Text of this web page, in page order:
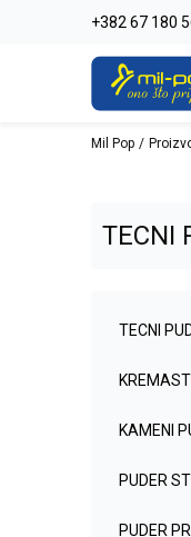
+382 67 180
La Plage
Mil Pop
TECNI
TECNI
KAMENI
PUDER
PUDER